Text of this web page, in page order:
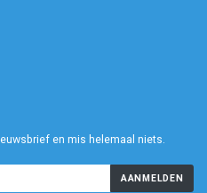
en mis helemaal niets.
AANMELDEN